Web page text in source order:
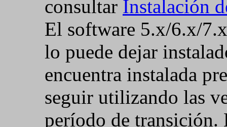
consultar Instalación
El software 5.x/6.x/
lo puede dejar
encuentra instalada
seguir utilizando las
período de transición.